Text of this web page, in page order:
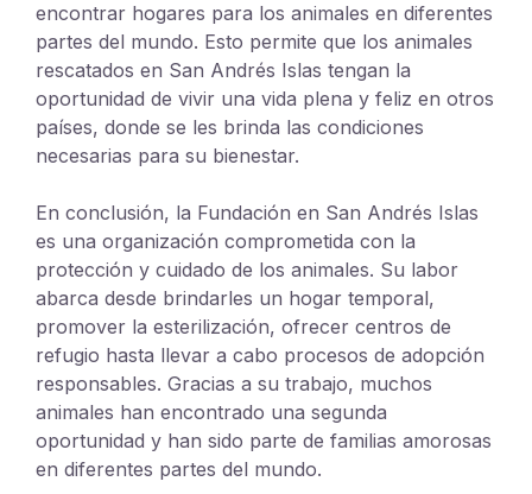
encontrar hogares para los animales en diferentes
partes del mundo. Esto permite que los animales
rescatados en San Andrés Islas tengan la
oportunidad de vivir una vida plena y feliz en otros
países, donde se les brinda las condiciones
necesarias para su bienestar.
En conclusión, la Fundación en San Andrés Islas
es una organización comprometida con la
protección y cuidado de los animales. Su labor
abarca desde brindarles un hogar temporal,
promover la esterilización, ofrecer centros de
refugio hasta llevar a cabo procesos de adopción
responsables. Gracias a su trabajo, muchos
animales han encontrado una segunda
oportunidad y han sido parte de familias amorosas
en diferentes partes del mundo.